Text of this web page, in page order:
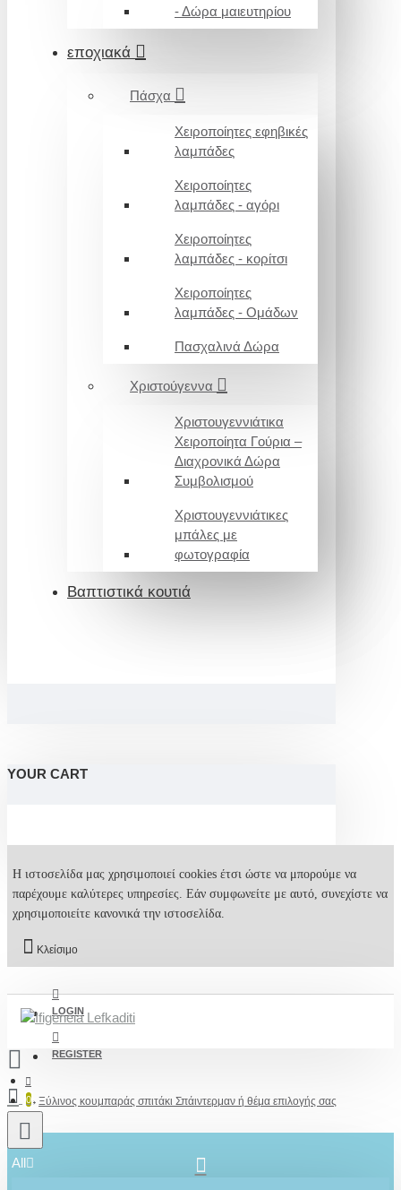
- Δώρα μαιευτηρίου
εποχιακά
Πάσχα
Χειροποίητες εφηβικές
λαμπάδες
Χειροποίητες
λαμπάδες - αγόρι
Χειροποίητες
λαμπάδες - κορίτσι
Χειροποίητες
λαμπάδες - Ομάδων
Πασχαλινά Δώρα
Χριστούγεννα
Χριστουγεννιάτικα
Χειροποίητα Γούρια –
Διαχρονικά Δώρα
Συμβολισμού
Χριστουγεννιάτικες
μπάλες με
φωτογραφία
Βαπτιστικά κουτιά
YOUR CART
Η ιστοσελίδα μας χρησιμοποιεί cookies έτσι ώστε να μπορούμε να
παρέχουμε καλύτερες υπηρεσίες. Εάν συμφωνείτε με αυτό, συνεχίστε να
χρησιμοποιείτε κανονικά την ιστοσελίδα.
Κλείσιμο
LOGIN
REGISTER
0
All
Ξύλινος κουμπαράς σπιτάκι Σπάιντερμαν ή θέμα επιλογής σας